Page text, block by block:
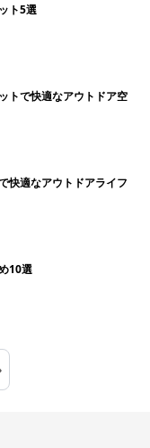
ト5選
トで快適なアウトドア空
快適なアウトドアライフ
10選